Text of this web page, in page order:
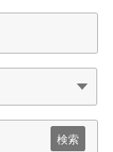
検索